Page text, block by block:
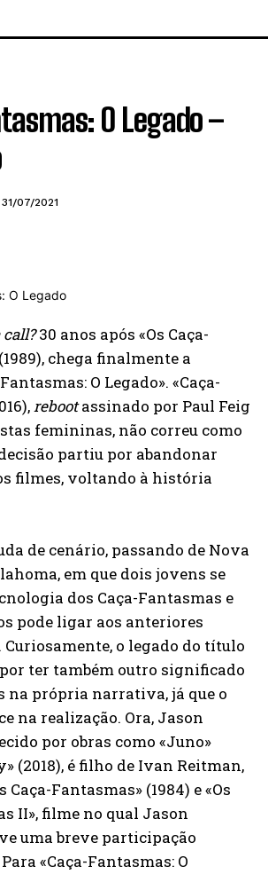
O Legado –
31/07/2021
30 anos após «Os Caça-
chega finalmente a
O Legado». «Caça-
rebootassinado por Paul Feig
femininas, não correu como
partiu por abandonar
filmes, voltando à história
de cenário, passando de Nova
em que dois jovens se
dos Caça-Fantasmas e
pode ligar aos anteriores
Curiosamente, o legado do título
ter também outro significado
na própria narrativa, já que o
na realização. Ora, Jason
por obras como «Juno»
(2018), é filho de Ivan Reitman,
Caça-Fantasmas» (1984) e «Os
II», filme no qual Jason
uma breve participação
«Caça-Fantasmas: O